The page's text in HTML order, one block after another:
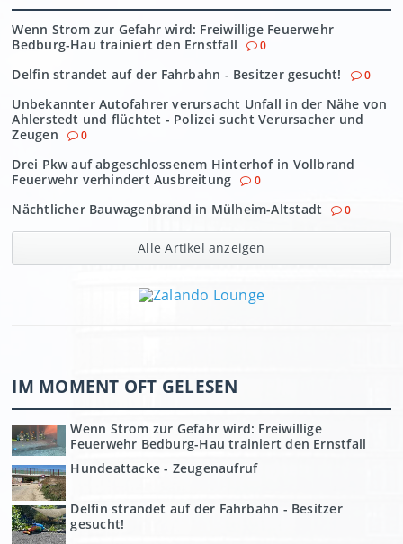
Wenn Strom zur Gefahr wird: Freiwillige Feuerwehr
Bedburg-Hau trainiert den Ernstfall
0
Delfin strandet auf der Fahrbahn - Besitzer gesucht! 0
Unbekannter Autofahrer verursacht Unfall in der Nähe von
Ahlerstedt und flüchtet - Polizei sucht Verursacher und
Zeugen
0
Drei Pkw auf abgeschlossenem Hinterhof in Vollbrand
Feuerwehr verhindert Ausbreitung
0
Nächtlicher Bauwagenbrand in Mülheim-Altstadt 0
Alle Artikel anzeigen
IM MOMENT OFT GELESEN
Wenn Strom zur Gefahr wird: Freiwillige
Feuerwehr Bedburg-Hau trainiert den Ernstfall
Hundeattacke - Zeugenaufruf
Delfin strandet auf der Fahrbahn - Besitzer
gesucht!